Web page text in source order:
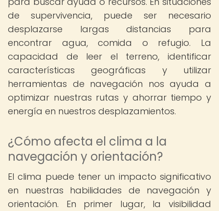
de supervivencia, puede ser necesario
desplazarse largas distancias para
encontrar agua, comida o refugio. La
capacidad de leer el terreno, identificar
características geográficas y utilizar
herramientas de navegación nos ayuda a
optimizar nuestras rutas y ahorrar tiempo y
energía en nuestros desplazamientos.
¿Cómo afecta el clima a la
navegación y orientación?
El clima puede tener un impacto significativo
en nuestras habilidades de navegación y
orientación. En primer lugar, la visibilidad